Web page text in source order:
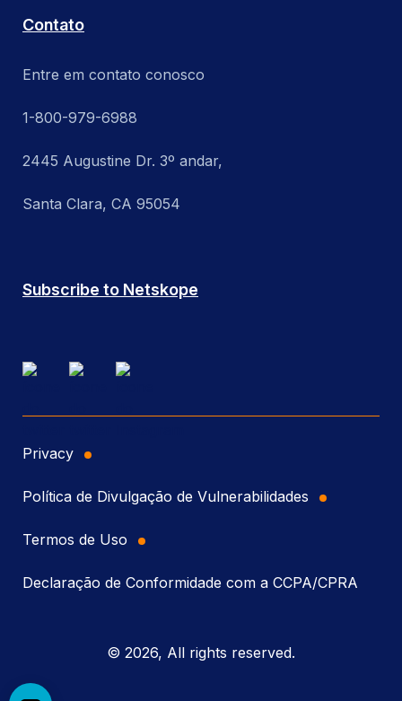
Contato
Entre em contato conosco
1-800-979-6988
2445 Augustine Dr. 3º andar,
Santa Clara, CA 95054
Subscribe to Netskope
Privacy
Política de Divulgação de Vulnerabilidades
Termos de Uso
Declaração de Conformidade com a CCPA/CPRA
© 2026, All rights reserved.